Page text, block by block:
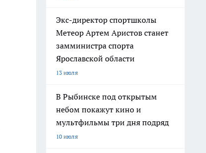
Экс-директор спортшколы
Метеор Артем Аристов станет
замминистра спорта
Ярославской области
13 июля
В Рыбинске под открытым
небом покажут кино и
мультфильмы три дня подряд
10 июля